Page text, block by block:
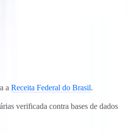
a Receita Federal do Brasil.
verificada contra bases de dados